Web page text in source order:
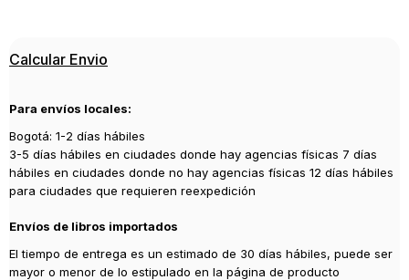
ERRATA NATURAE
2020
Calcular Envio
Para envíos locales:
Bogotá: 1-2 días hábiles
3-5 días hábiles en ciudades donde hay agencias físicas 7 días
hábiles en ciudades donde no hay agencias físicas 12 días hábiles
para ciudades que requieren reexpedición
Envíos de libros importados
El tiempo de entrega es un estimado de 30 días hábiles, puede ser
mayor o menor de lo estipulado en la página de producto